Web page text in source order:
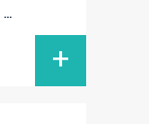
...
+